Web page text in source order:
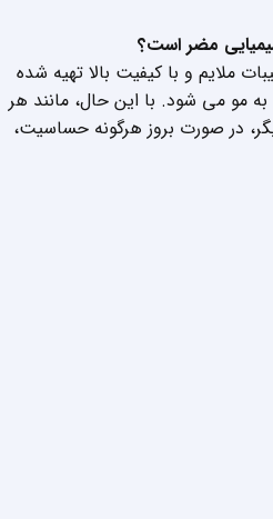
ملایم و با کیفیت بالا تهیه شده
مو می شود. با این حال، مانند هر
در صورت بروز هرگونه حساسیت،